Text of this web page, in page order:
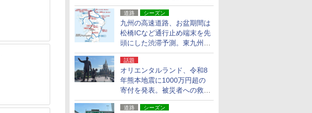
できる
道路 シーズン
九州の高速道路、お盆期間は
松橋ICなど通行止め端末を先
頭にした渋滞予測。東九州道
への迂回は料金調整を実施
話題
オリエンタルランド、令和8
年熊本地震に1000万円超の
寄付を発表。被災者への救援
活動・復旧支援
道路 シーズン